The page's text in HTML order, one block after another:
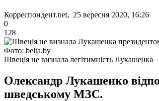
Корреспондент.net, 25 вересня 2020, 16:26
0
128
Фото: belta.by
Швеція не визнала легітимність Лукашенка
Олександр Лукашенко
шведському МЗС.